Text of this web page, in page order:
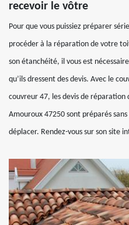
recevoir le vôtre
Pour que vous puissiez préparer
procéder à la réparation de votre
son étanchéité, il vous est
qu’ils dressent des devis. Avec le
couvreur 47, les devis de
Amouroux 47250 sont préparés
déplacer. Rendez-vous sur son site